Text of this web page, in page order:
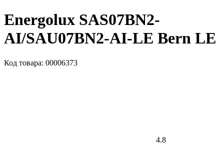
Energolux SAS07BN2-
AI/SAU07BN2-AI-LE Bern LE
Код товара: 00006373
4.8